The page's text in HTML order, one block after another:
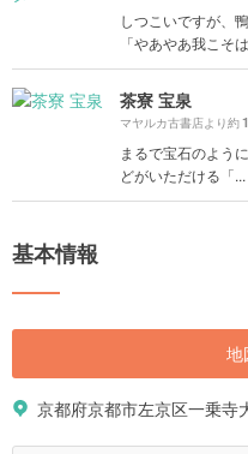
しつこいですが、
「やあやあ我こそ
茶寮 宝泉
マヤルカ古書店より約
まるで宝石のよう
どがいただける「...
基本情報
地
京都府京都市左京区一乗寺